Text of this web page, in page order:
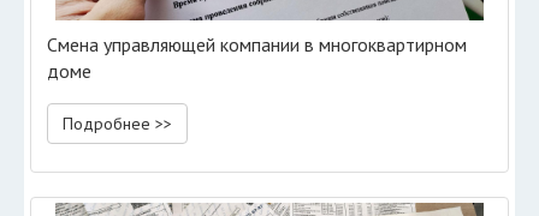
Смена управляющей компании в многоквартирном
доме
Подробнее >>